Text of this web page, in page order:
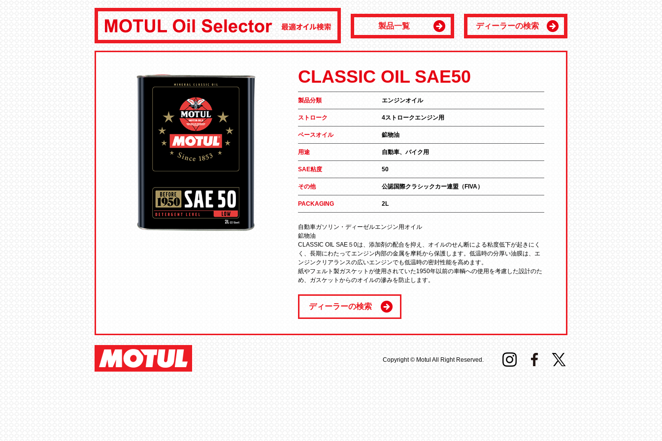
製品一覧 ディーラーの検索
CLASSIC OIL SAE50
製品分類 エンジンオイル
ストローク 4ストロークエンジン用
ベースオイル 鉱物油
用途 自動車、バイク用
SAE粘度 50
その他 公認国際クラシックカー連盟（FIVA）
PACKAGING 2L
自動車ガソリン・ディーゼルエンジン用オイル
鉱物油
CLASSIC OIL SAE５0は、添加剤の配合を抑え、オイルのせん断による粘度低下が起きにく
く、長期にわたってエンジン内部の金属を摩耗から保護します。低温時の分厚い油膜は、エ
ンジンクリアランスの広いエンジンでも低温時の密封性能を高めます。
紙やフェルト製ガスケットが使用されていた1950年以前の車輌への使用を考慮した設計のた
め、ガスケットからのオイルの滲みを防止します。
ディーラーの検索
Copyright © Motul All Right Reserved.